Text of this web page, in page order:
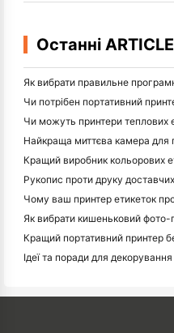
Останні
Чому ваш принтер етикеток
Ідеї та поради для